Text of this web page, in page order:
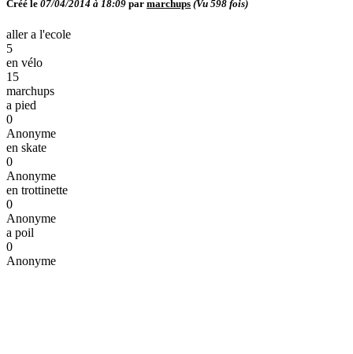
Créé le 07/04/2014 à 18:09 par marchups (Vu 598 fois)
aller a l'ecole
5
en vélo
15
marchups
a pied
0
Anonyme
en skate
0
Anonyme
en trottinette
0
Anonyme
a poil
0
Anonyme